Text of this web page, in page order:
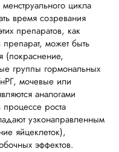
цикла
время созревания
препаратов, как
может быть
(покраснение,
группы гормональных
мочевые или
аналогами
роста
узконаправленным
яйцеклеток),
эффектов.